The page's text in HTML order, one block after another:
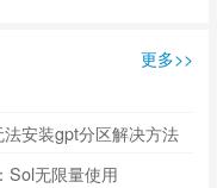
更多>>
安装gpt分区解决方法
Sol无限量使用